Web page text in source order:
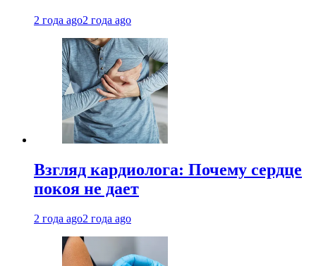
2 года ago2 года ago
Взгляд кардиолога: Почему сердце
покоя не дает
2 года ago2 года ago